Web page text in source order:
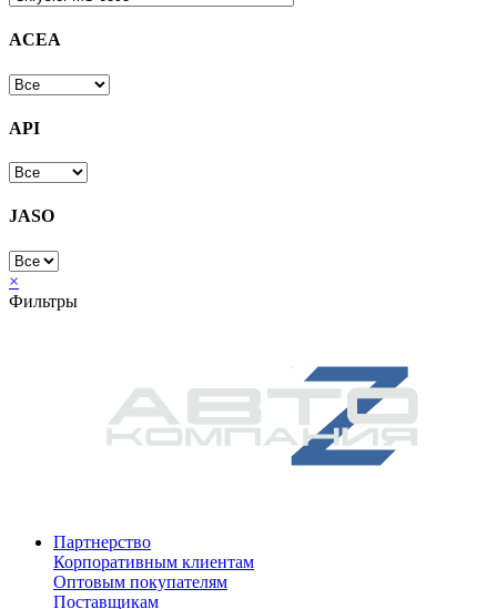
ACEA
API
JASO
×
Фильтры
Партнерство
Корпоративным клиентам
Оптовым покупателям
Поставщикам